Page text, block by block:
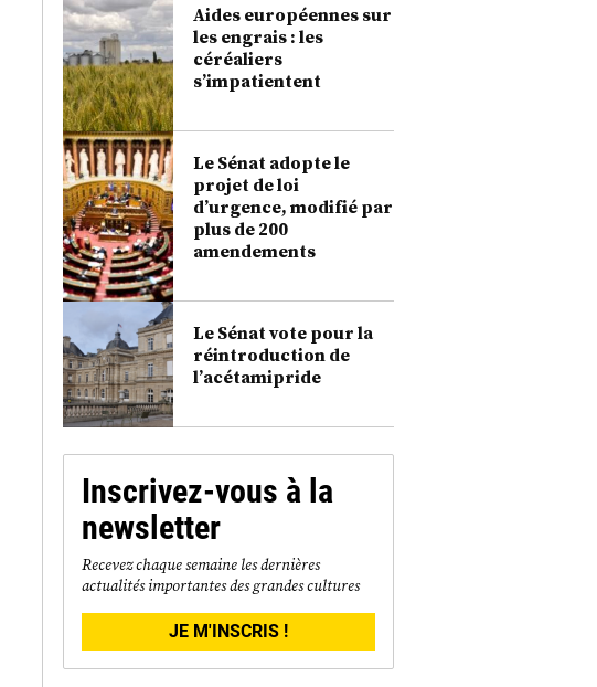
Aides européennes sur
les engrais : les
céréaliers
s’impatientent
Le Sénat adopte le
projet de loi
d’urgence, modifié par
plus de 200
amendements
Le Sénat vote pour la
réintroduction de
l’acétamipride
Inscrivez-vous à la
newsletter
Recevez chaque semaine les dernières
actualités importantes des grandes cultures
JE M'INSCRIS !